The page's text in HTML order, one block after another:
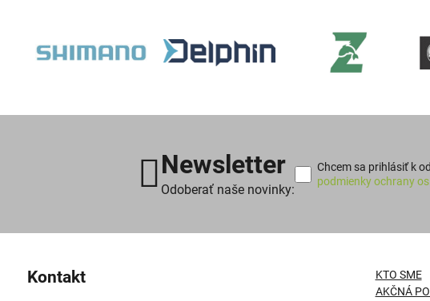
Newsletter
Odoberať naše novinky:
Chcem sa prihlásiť k
podmienky ochrany
Kontakt
KTO SME
AKČNÁ